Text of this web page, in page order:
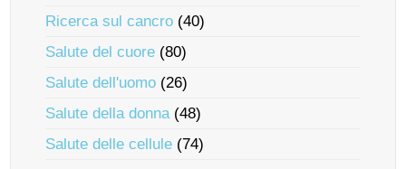
Ricerca sul cancro (40)
Salute del cuore (80)
Salute dell'uomo (26)
Salute della donna(48)
Salute delle cellule (74)